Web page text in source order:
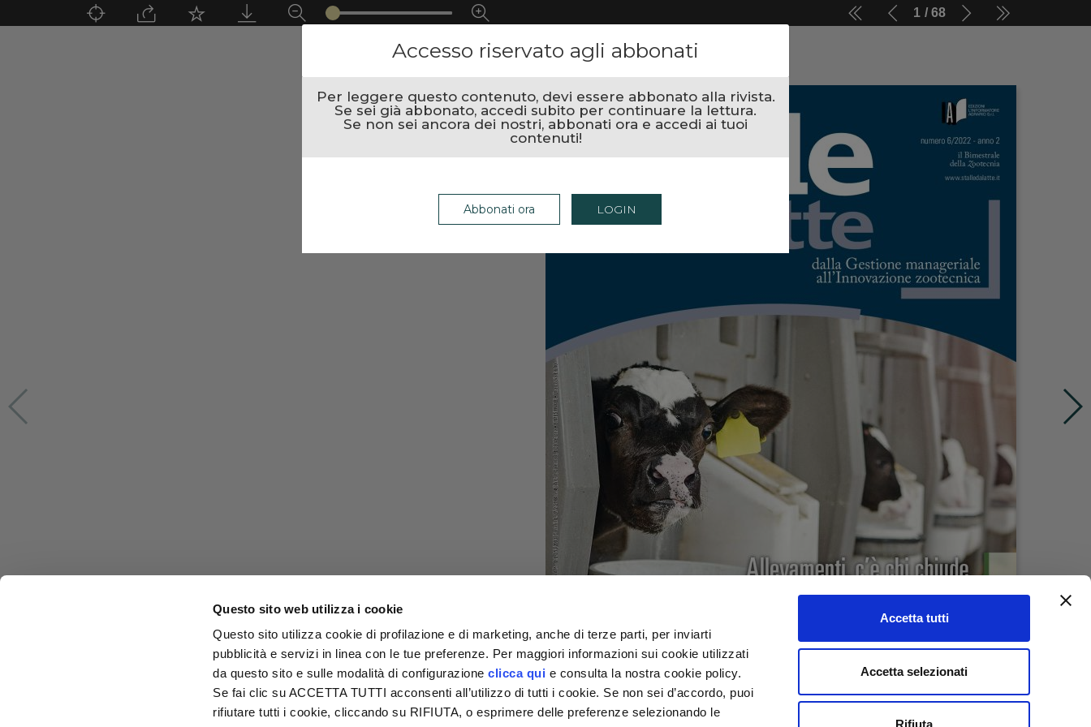
Questo sito web utilizza i cookie
Questo sito utilizza cookie di profilazione e di marketing, anche di terze parti, per inviarti
pubblicità e servizi in linea con le tue preferenze. Per maggiori informazioni sui cookie utilizzati
da questo sito e sulle modalità di configurazioneclicca qui e consulta la nostra cookie policy.
Se fai clic su ACCETTA TUTTI acconsenti all’utilizzo di tutti i cookie. Se non sei d’accordo, puoi
rifiutare tutti i cookie, cliccando su RIFIUTA, o esprimere delle preferenze selezionando le
Accetta tutti
Accetta selezionati
Rifiuta
1 68
Accesso riservato agli abbonati
Per leggere questo contenuto, devi essere abbonato alla rivista.
Se sei già abbonato, accedi subito per continuare la lettura.
Se non sei ancora dei nostri, abbonati ora e accedi ai tuoi
contenuti!
Abbonati ora LOGIN